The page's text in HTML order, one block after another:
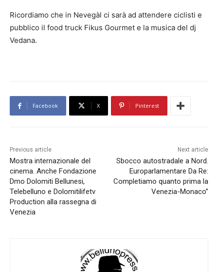
Ricordiamo che in Nevegàl ci sarà ad attendere ciclisti e
pubblico il food truck Fikus Gourmet e la musica del dj
Vedana.
Facebook X Pinterest
Previous article
Mostra internazionale del
cinema. Anche Fondazione
Dmo Dolomiti Bellunesi,
Telebelluno e Dolomitilifetv
Production alla rassegna di
Venezia
Next article
Sbocco autostradale a Nord.
Europarlamentare Da Re:
Completiamo quanto prima la
Venezia-Monaco”